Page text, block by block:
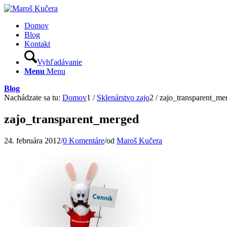
Domov
Blog
Kontakt
Vyhľadávanie
Menu Menu
Blog
Nachádzate sa tu: Domov1 / Sklenárstvo zajo2 /
zajo_transparent_merged
24. februára 2012/0 Komentáre/od Maroš Kučera